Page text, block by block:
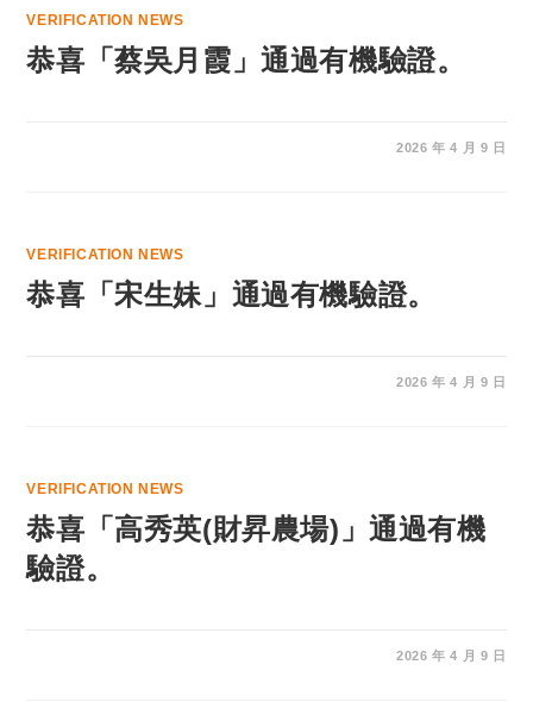
VERIFICATION NEWS
恭喜「蔡吳月霞」通過有機驗證。
2026 年 4 月 9 日
VERIFICATION NEWS
恭喜「宋生妹」通過有機驗證。
2026 年 4 月 9 日
VERIFICATION NEWS
恭喜「高秀英(財昇農場)」通過有機
驗證。
2026 年 4 月 9 日